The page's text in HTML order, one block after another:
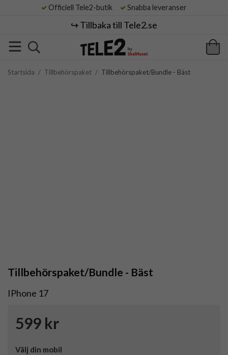
Officiell Tele2-butik Snabba leveranser
↪️ Tillbaka till Tele2.se
Startsida / Tillbehörspaket / Tillbehörspaket/Bundle - Bäst
Tillbehörspaket/Bundle - Bäst
IPhone 17
599 kr
Välj din mobil